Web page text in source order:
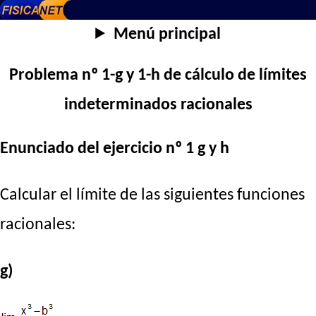
Menú principal
Problema nº 1-g y 1-h de cálculo de límites
indeterminados racionales
Enunciado del ejercicio nº 1 g y h
Calcular el límite de las siguientes funciones
racionales:
g)